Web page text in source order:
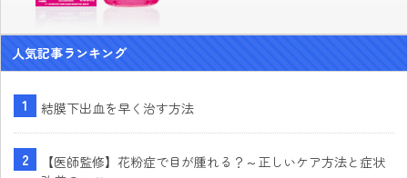
人気記事ランキング
結膜下出血を早く治す方法
【医師監修】花粉症で目が腫れる？～正しいケア方法と症状